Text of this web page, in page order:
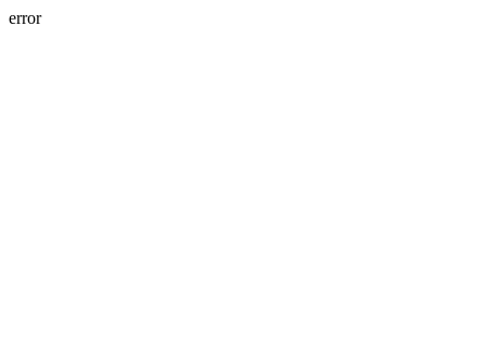
error